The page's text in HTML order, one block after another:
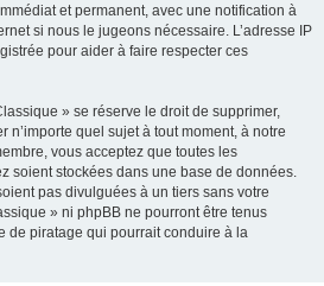
et permanent, avec une notification à
si nous le jugeons nécessaire. L’adresse IP
pour aider à faire respecter ces
» se réserve le droit de supprimer,
n’importe quel sujet à tout moment, à notre
vous acceptez que toutes les
soient stockées dans une base de données.
pas divulguées à un tiers sans votre
» ni phpBB ne pourront être tenus
de piratage qui pourrait conduire à la